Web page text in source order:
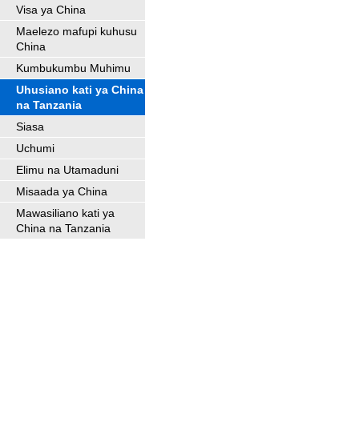
Visa ya China
Maelezo mafupi kuhusu
China
Kumbukumbu Muhimu
Uhusiano kati ya China
na Tanzania
Siasa
Uchumi
Elimu na Utamaduni
Misaada ya China
Mawasiliano kati ya
China na Tanzania